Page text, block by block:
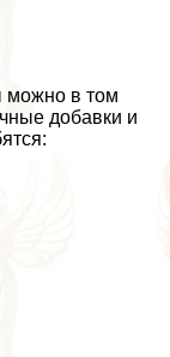
можно в том
добавки и